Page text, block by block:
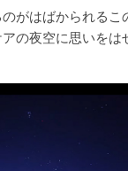
がはばかられるこ
の夜空に思いをは